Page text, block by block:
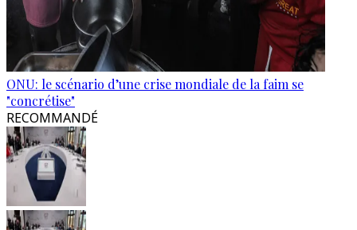
ONU: le scénario d’une crise mondiale de la faim se
"concrétise"
RECOMMANDÉ